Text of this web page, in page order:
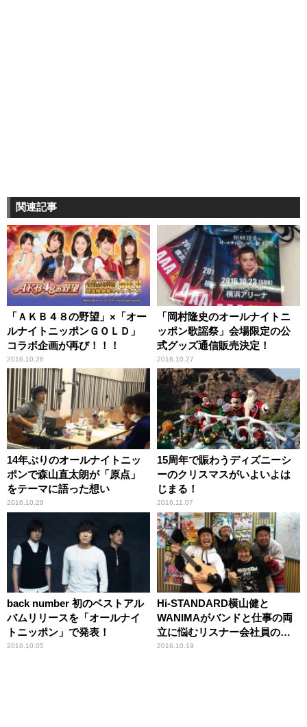
関連記事
「ＡＫＢ４８の野望」×「オー
ルナイトニッポンＧＯＬＤ」
コラボ企画が再び！！！
2016.10.26
「岡村隆史のオールナイトニ
ッポン歌謡祭」会場限定の公
式グッズ通信販売決定！
2016.10.27
14年ぶりのオールナイトニッ
ポンで森山直太朗が「原点」
をテーマに語った想い
2016.10.29
15周年で賑わうディズニーシ
ーのクリスマスがいよいよは
じまる！
2016.11.07
back number 初のベストアル
バムリリースを「オールナイ
トニッポン」で発表！
2016.10.05
Hi-STANDARD横山健と
WANIMAがバンドと仕事の両
立に悩むリスナー会社員の電
話相談に本気のアドバイス！
2016.10.19